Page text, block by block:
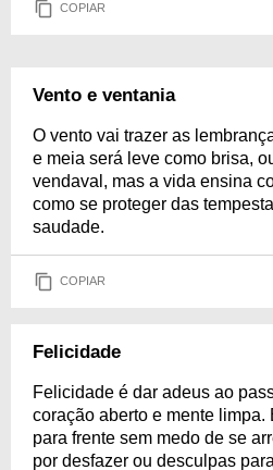
COPIAR
Vento e ventania
O vento vai trazer as
e meia será leve como brisa,
vendaval, mas a vida ensina
como se proteger das
saudade.
COPIAR
Felicidade
Felicidade é dar adeus ao
coração aberto e mente
para frente sem medo de se
por desfazer ou desculpas